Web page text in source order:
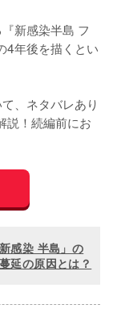
新感染半島 フ
4年後を描くとい
、ネタバレあり
説！続編前にお
感染 半島」の
延の原因とは？